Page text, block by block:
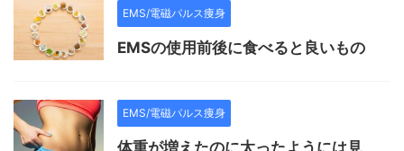
EMS/電磁パルス痩身
EMSの使用前後に食べると良いもの
EMS/電磁パルス痩身